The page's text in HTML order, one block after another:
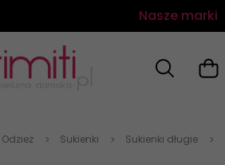
Nasze marki
Odzież Sukienki Sukienki długie